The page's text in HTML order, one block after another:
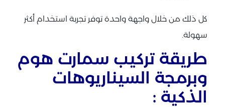
كل ذلك من خلال واجهة واحدة توفر تجربة استخدام أكثر
سهولة.
طريقة تركيب سمارت هوم
وبرمجة السيناريوهات
الذكية :